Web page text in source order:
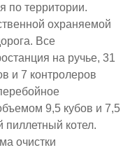
по территории.
охраняемой
Все
на ручье, 31
и 7 контролеров
9,5 кубов и 7,5
пиллетный котел.
очистки